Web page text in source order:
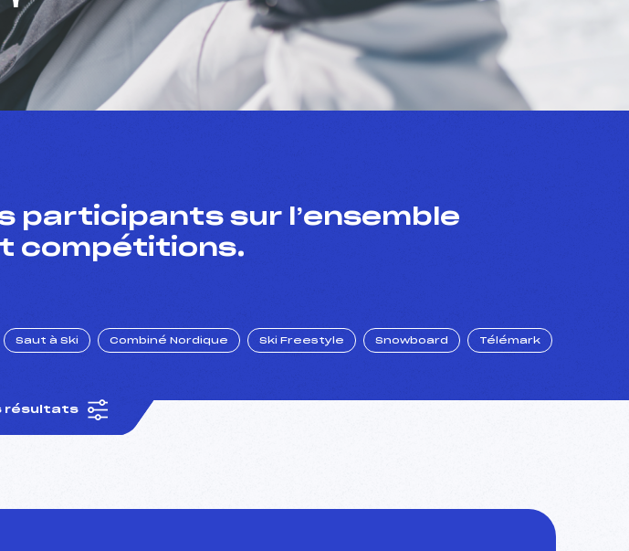
participants sur l’ensemble
compétitions.
Saut à Ski Combiné Nordique Ski Freestyle Snowboard Télémark
résultats